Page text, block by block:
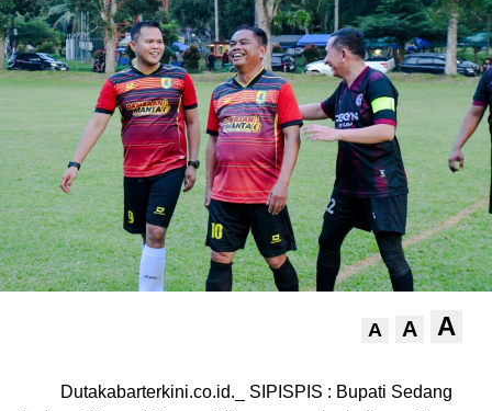
A A A
Dutakabarterkini.co.id._ SIPISPIS : Bupati Sedang